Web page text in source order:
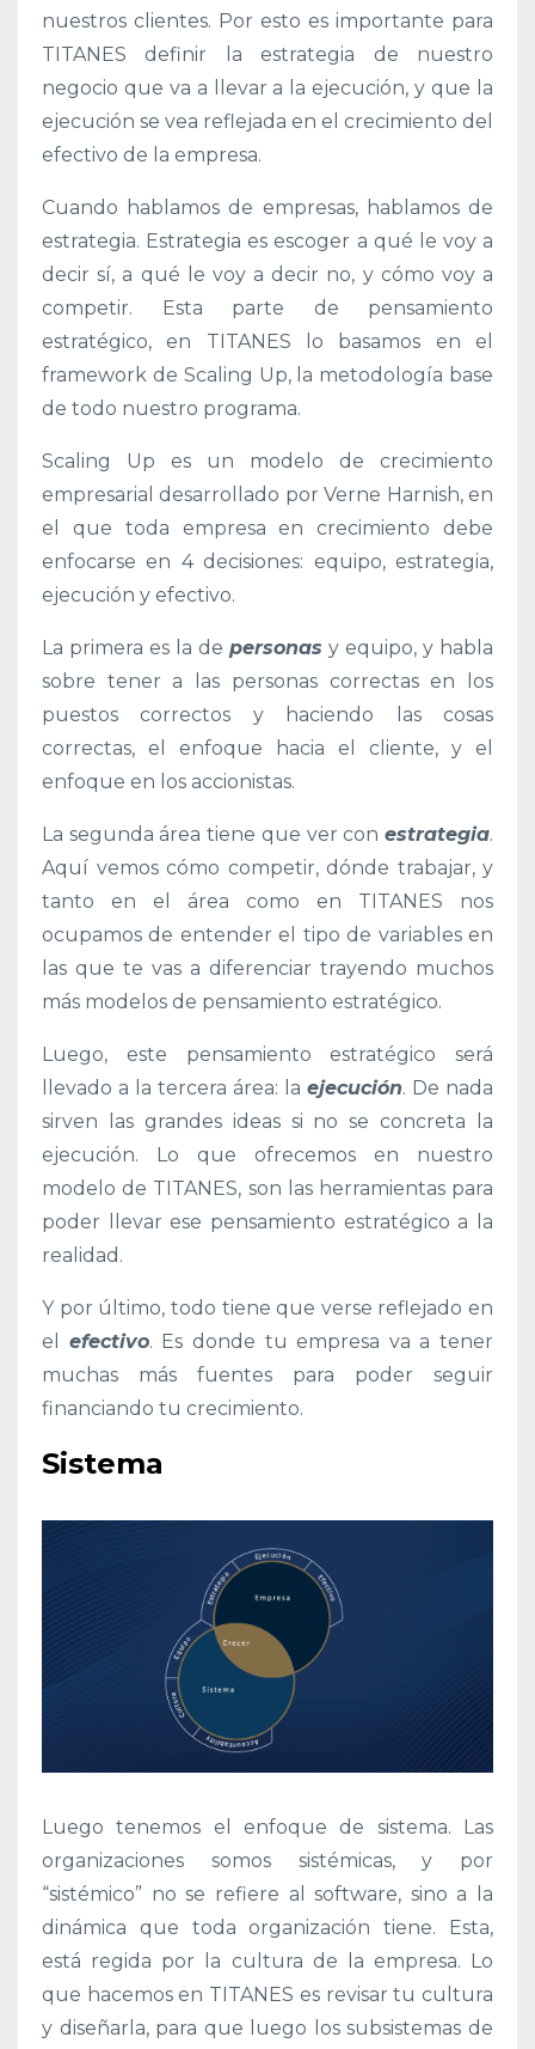
nuestros clientes. Por esto es importante para
TITANES definir la estrategia de nuestro
negocio que va a llevar a la ejecución, y que la
ejecución se vea reflejada en el crecimiento del
efectivo de la empresa.
Cuando hablamos de empresas, hablamos de
estrategia. Estrategia es escoger a qué le voy a
decir sí, a qué le voy a decir no, y cómo voy a
competir. Esta parte de pensamiento
estratégico, en TITANES lo basamos en el
framework de Scaling Up, la metodología base
de todo nuestro programa.
Scaling Up es un modelo de crecimiento
empresarial desarrollado por Verne Harnish, en
el que toda empresa en crecimiento debe
enfocarse en 4 decisiones: equipo, estrategia,
ejecución y efectivo.
La primera es la de personas y equipo, y habla
sobre tener a las personas correctas en los
puestos correctos y haciendo las cosas
correctas, el enfoque hacia el cliente, y el
enfoque en los accionistas.
La segunda área tiene que ver con estrategia.
Aquí vemos cómo competir, dónde trabajar, y
tanto en el área como en TITANES nos
ocupamos de entender el tipo de variables en
las que te vas a diferenciar trayendo muchos
más modelos de pensamiento estratégico.
Luego, este pensamiento estratégico será
llevado a la tercera área: la ejecución. De nada
sirven las grandes ideas si no se concreta la
ejecución. Lo que ofrecemos en nuestro
modelo de TITANES, son las herramientas para
poder llevar ese pensamiento estratégico a la
realidad.
Y por último, todo tiene que verse reflejado en
el efectivo. Es donde tu empresa va a tener
muchas más fuentes para poder seguir
financiando tu crecimiento.
Sistema
Luego tenemos el enfoque de sistema. Las
organizaciones somos sistémicas, y por
“sistémico” no se refiere al software, sino a la
dinámica que toda organización tiene. Esta,
está regida por la cultura de la empresa. Lo
que hacemos en TITANES es revisar tu cultura
y diseñarla, para que luego los subsistemas de